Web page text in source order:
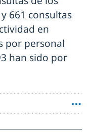
661 consultas
en
por personal
han sido por